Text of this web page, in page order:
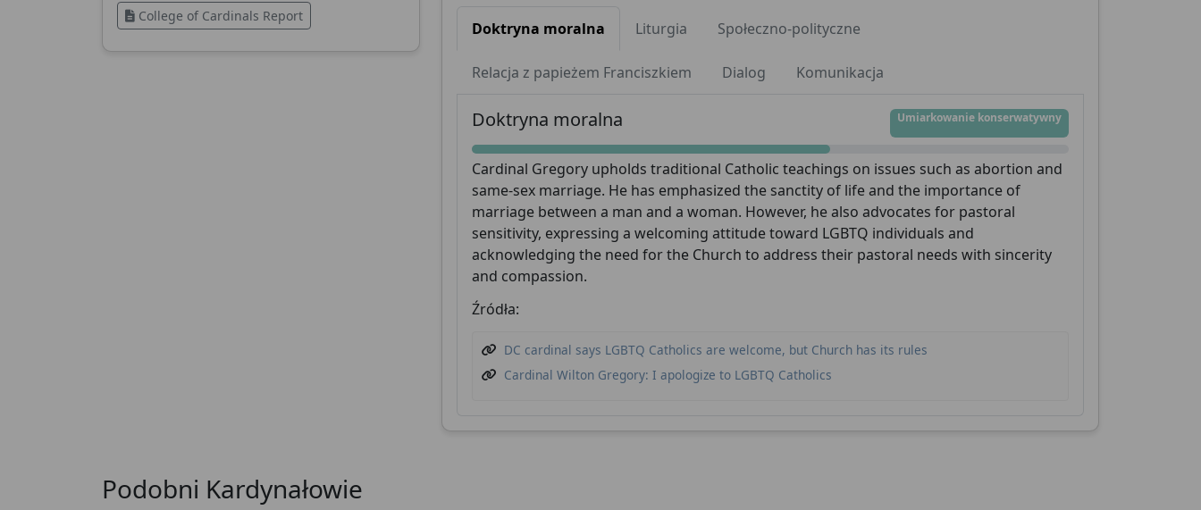
College of Cardinals Report
Doktryna moralna Liturgia Społeczno-polityczne
Relacja z papieżem Franciszkiem Dialog Komunikacja
Doktryna moralna Umiarkowanie konserwatywny
Cardinal Gregory upholds traditional Catholic teachings on issues such as abortion and
same-sex marriage. He has emphasized the sanctity of life and the importance of
marriage between a man and a woman. However, he also advocates for pastoral
sensitivity, expressing a welcoming attitude toward LGBTQ individuals and
acknowledging the need for the Church to address their pastoral needs with sincerity
and compassion.
Źródła:
DC cardinal says LGBTQ Catholics are welcome, but Church has its rules
Cardinal Wilton Gregory: I apologize to LGBTQ Catholics
Podobni Kardynałowie
Wesprzyj CatéGPT
CatéGPT.chat
Pomóż nam kontynuować naszą misję
CatéGPT, organizacja stojąca za Conclavoscope,
potrzebuje Twojego wsparcia, aby nadal rozwijać
narzędzia analityczne i pogłębiać zrozumienie